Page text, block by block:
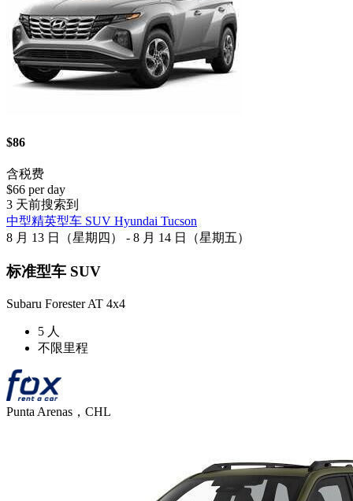
$86
含税费
$66 per day
3 天前搜索到
中型精英型车 SUV Hyundai Tucson
8 月 13 日（星期四） - 8 月 14 日（星期五）
标准型车 SUV
Subaru Forester AT 4x4
5 人
不限里程
Punta Arenas，CHL